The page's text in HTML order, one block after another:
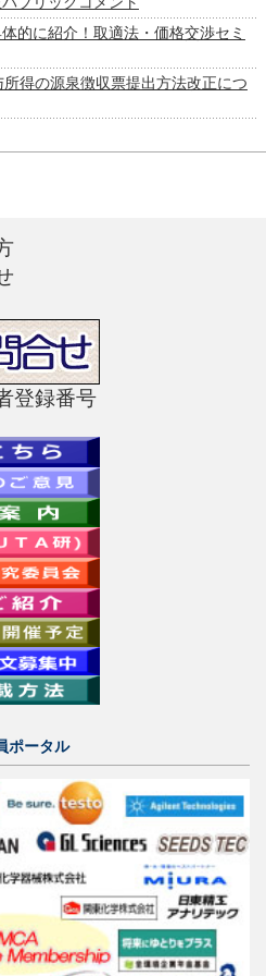
的に紹介！取適法・価格交渉セミ
所得の源泉徴収票提出方法改正につ
登録番号
ポータル